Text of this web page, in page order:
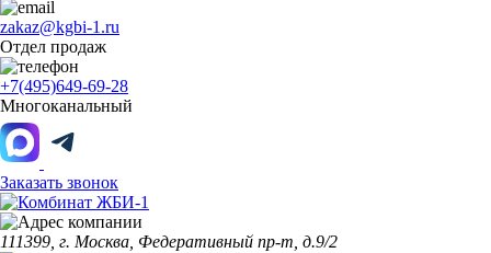
zakaz@kgbi-1.ru
Отдел продаж
+7(495)649-69-28
Многоканальный
Заказать звонок
111399, г. Москва, Федеративный пр-т, д.9/2